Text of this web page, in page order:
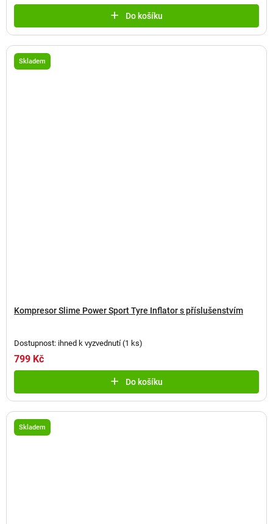
Do košíku
Skladem
Kompresor Slime Power Sport Tyre Inflator s příslušenstvím
Dostupnost: ihned k vyzvednutí(1 ks)
799 Kč
Do košíku
Skladem